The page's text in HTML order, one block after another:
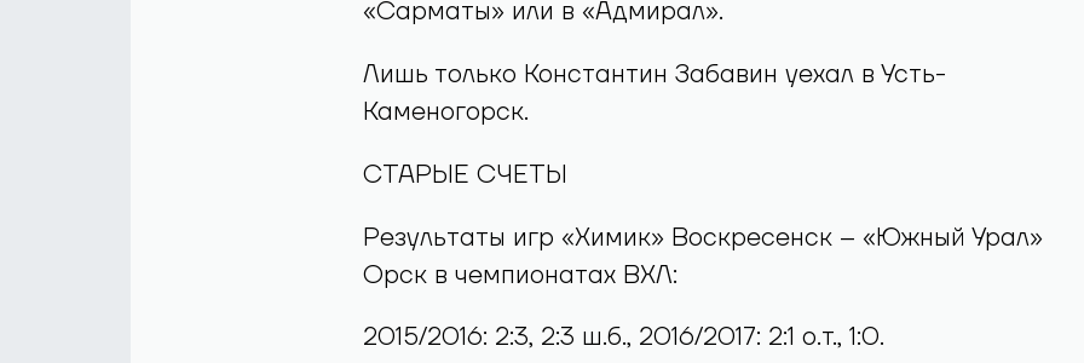
«Сарматы» или в «Адмирал».
Лишь только Константин Забавин уехал в Усть-
Каменогорск.
СТАРЫЕ СЧЕТЫ
Результаты игр «Химик» Воскресенск – «Южный Урал»
Орск в чемпионатах ВХЛ:
2015/2016: 2:3, 2:3 ш.б., 2016/2017: 2:1 о.т., 1:0.